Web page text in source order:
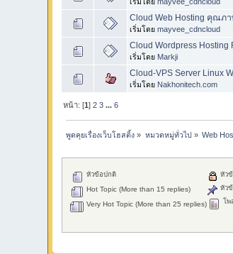
Cloud Web Hosting คุณภ
เริ่มโดยmayvee_cdncloud
Cloud Wordpress Hosting
เริ่มโดย Markji
Cloud-VPS Server Linux
เริ่มโดย Nakhonitech.com
หน้า: [1]2 3 ...6
พูดคุยเรื่องเว็บโฮสติ้ง » หมวดหมู่ทั่วไป» Web
หัวข้อปกติ
Hot Topic (More than 15 replies)
Very Hot Topic (More than 25 replies)
หัว
หัว
โพ